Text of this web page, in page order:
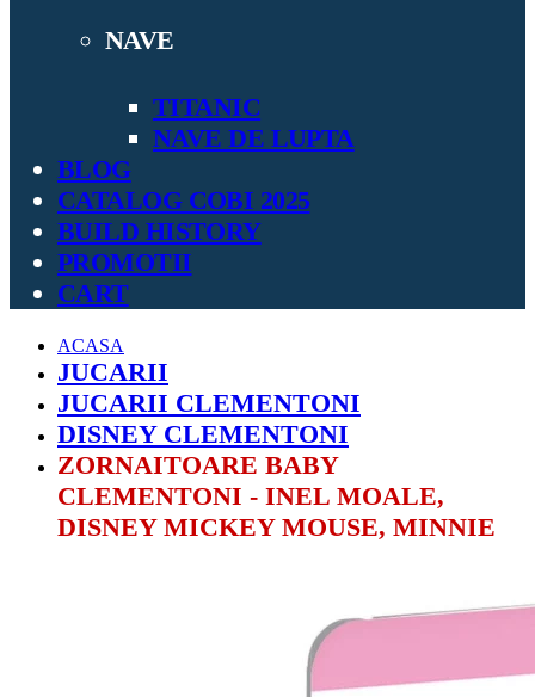
NAVE
TITANIC
NAVE DE LUPTA
BLOG
CATALOG COBI 2025
BUILD HISTORY
PROMOTII
CART
ACASA
JUCARII
JUCARII CLEMENTONI
DISNEY CLEMENTONI
ZORNAITOARE BABY
CLEMENTONI - INEL MOALE,
DISNEY MICKEY MOUSE, MINNIE